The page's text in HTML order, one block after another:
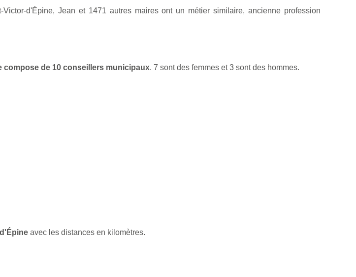
d'Épine, Jean et 1471 autres maires ont un métier similaire, ancienne profession
de 10 conseillers municipaux. 7 sont des femmes et 3 sont des hommes.
avec les distances en kilomètres.